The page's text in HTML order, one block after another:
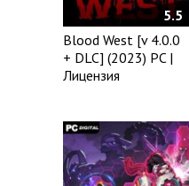
5.5
Blood West [v 4.0.0
+ DLC] (2023) PC |
Лицензия